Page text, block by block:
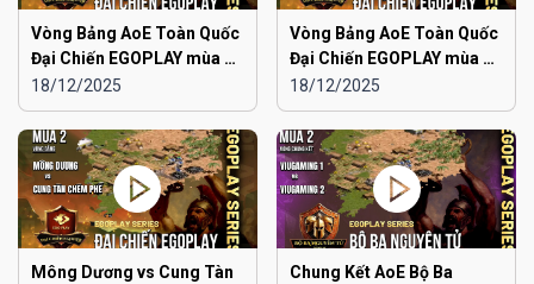
Vòng Bảng AoE Toàn Quốc
Đại Chiến EGOPLAY mùa 2 |
Liên Quân Hà Nội vs Hà
Đông
18/12/2025
Vòng Bảng AoE Toàn Quốc
Đại Chiến EGOPLAY mùa 2 |
Liên Quân Hà Nội vs Hải
Dương
18/12/2025
Mông Dương vs Cung Tàn
Chung Kết AoE Bộ Ba